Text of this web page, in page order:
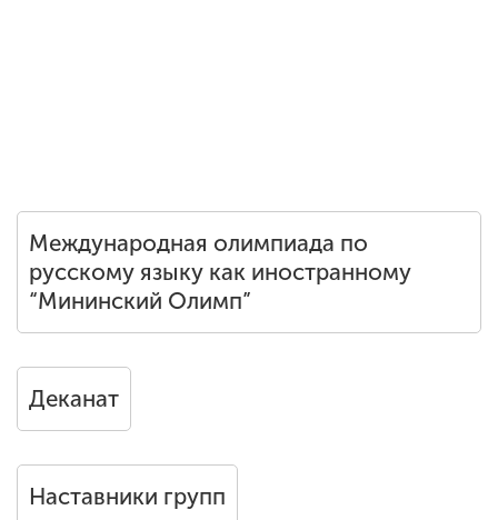
Международная олимпиада по
русскому языку как иностранному
“Мининский Олимп”
Деканат
Наставники групп